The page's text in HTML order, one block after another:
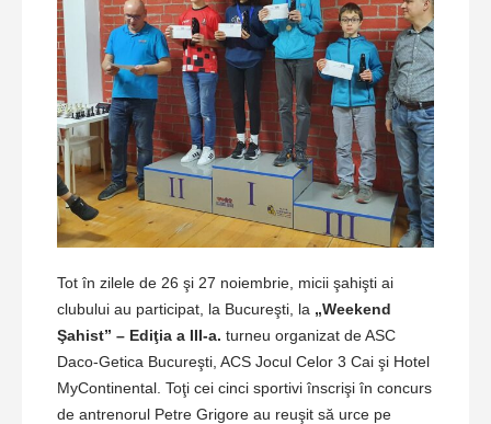
Tot în zilele de 26 şi 27 noiembrie, micii şahişti ai
clubului au participat, la Bucureşti, la „Weekend
Şahist” – Ediţia a III-a. turneu organizat de ASC
Daco-Getica Bucureşti, ACS Jocul Celor 3 Cai şi Hotel
MyContinental. Toţi cei cinci sportivi înscrişi în concurs
de antrenorul Petre Grigore au reuşit să urce pe